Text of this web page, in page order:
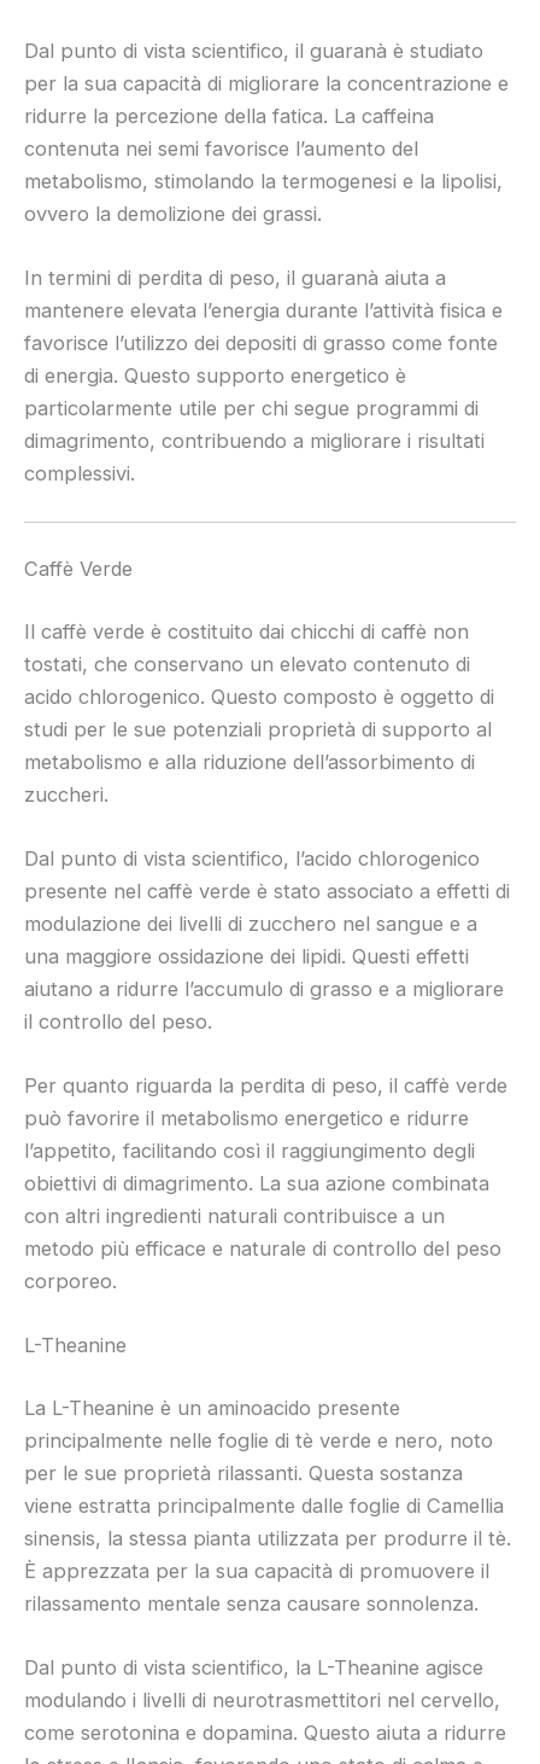
Dal punto di vista scientifico, il guaranà è studiato
per la sua capacità di migliorare la concentrazione e
ridurre la percezione della fatica. La caffeina
contenuta nei semi favorisce l’aumento del
metabolismo, stimolando la termogenesi e la lipolisi,
ovvero la demolizione dei grassi.
In termini di perdita di peso, il guaranà aiuta a
mantenere elevata l’energia durante l’attività fisica e
favorisce l’utilizzo dei depositi di grasso come fonte
di energia. Questo supporto energetico è
particolarmente utile per chi segue programmi di
dimagrimento, contribuendo a migliorare i risultati
complessivi.
Caffè Verde
Il caffè verde è costituito dai chicchi di caffè non
tostati, che conservano un elevato contenuto di
acido chlorogenico. Questo composto è oggetto di
studi per le sue potenziali proprietà di supporto al
metabolismo e alla riduzione dell’assorbimento di
zuccheri.
Dal punto di vista scientifico, l’acido chlorogenico
presente nel caffè verde è stato associato a effetti di
modulazione dei livelli di zucchero nel sangue e a
una maggiore ossidazione dei lipidi. Questi effetti
aiutano a ridurre l’accumulo di grasso e a migliorare
il controllo del peso.
Per quanto riguarda la perdita di peso, il caffè verde
può favorire il metabolismo energetico e ridurre
l’appetito, facilitando così il raggiungimento degli
obiettivi di dimagrimento. La sua azione combinata
con altri ingredienti naturali contribuisce a un
metodo più efficace e naturale di controllo del peso
corporeo.
L-Theanine
La L-Theanine è un aminoacido presente
principalmente nelle foglie di tè verde e nero, noto
per le sue proprietà rilassanti. Questa sostanza
viene estratta principalmente dalle foglie di Camellia
sinensis, la stessa pianta utilizzata per produrre il tè.
È apprezzata per la sua capacità di promuovere il
rilassamento mentale senza causare sonnolenza.
Dal punto di vista scientifico, la L-Theanine agisce
modulando i livelli di neurotrasmettitori nel cervello,
come serotonina e dopamina. Questo aiuta a ridurre